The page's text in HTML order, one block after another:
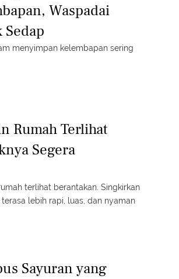
Waspadai
Sedap
menyimpan kelembapan sering
Rumah Terlihat
Segera
terlihat berantakan. Singkirkan
lebih rapi, luas, dan nyaman
Sayuran yang